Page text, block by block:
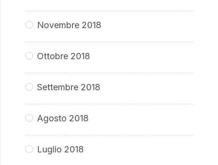
Novembre 2018
Ottobre 2018
Settembre 2018
Agosto 2018
Luglio 2018